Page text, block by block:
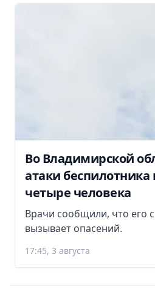
Во Владимирской
атаки беспилотника
четыре человека
Врачи сообщили, что его
вызывает опасений.
17:45, 3 августа